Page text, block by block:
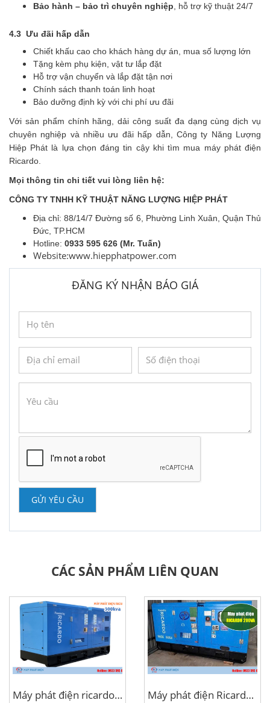
Bảo hành – bảo trì chuyên nghiệp , hỗ trợ kỹ thuật 24/7
4.3 Ưu đãi hấp dẫn
Chiết khấu cao cho khách hàng dự án, mua số lượng lớn
Tặng kèm phụ kiện, vật tư lắp đặt
Hỗ trợ vận chuyển và lắp đặt tận nơi
Chính sách thanh toán linh hoạt
Bảo dưỡng định kỳ với chi phí ưu đãi
Với sản phẩm chính hãng, dải công suất đa dạng cùng dịch vụ
chuyên nghiệp và nhiều ưu đãi hấp dẫn, Công ty Năng Lượng
Hiệp Phát là lựa chọn đáng tin cậy khi tìm mua máy phát điện
Ricardo.
Mọi thông tin chi tiết vui lòng liên hệ:
CÔNG TY TNHH KỸ THUẬT NĂNG LƯỢNG HIỆP PHÁT
Địa chỉ: 88/14/7 Đường số 6, Phường Linh Xuân, Quận Thủ
Đức, TP.HCM
Hotline: 0933 595 626 (Mr. Tuấn)
Website:www.hiepphatpower.com
ĐĂNG KÝ NHẬN BÁO GIÁ
GỬI YÊU CẦU
CÁC SẢN PHẨM LIÊN QUAN
Máy phát điện ricardo 300kva
Máy phát điện Ricardo 200kva